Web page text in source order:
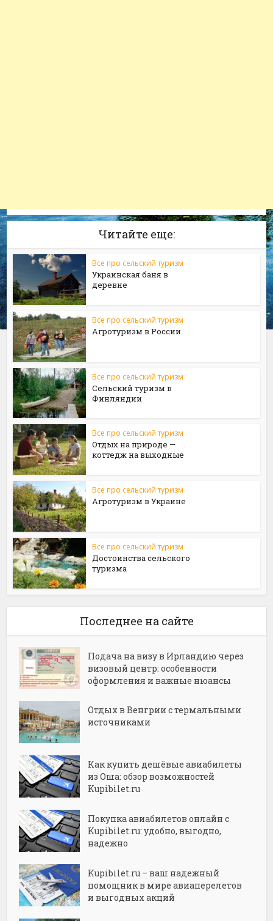
Читайте еще:
Все про сельский туризм
Украинская баня в
деревне
Все про сельский туризм
Агротуризм в России
Все про сельский туризм
Сельский туризм в
Финляндии
Все про сельский туризм
Отдых на природе —
коттедж на выходные
Все про сельский туризм
Агротуризм в Украине
Все про сельский туризм
Достоинства сельского
туризма
Последнее на сайте
Подача на визу в Ирландию через
визовый центр: особенности
оформления и важные нюансы
Отдых в Венгрии с термальными
источниками
Как купить дешёвые авиабилеты
из Оша: обзор возможностей
Kupibilet.ru
Покупка авиабилетов онлайн с
Kupibilet.ru: удобно, выгодно,
надежно
Kupibilet.ru – ваш надежный
помощник в мире авиаперелетов
и выгодных акций